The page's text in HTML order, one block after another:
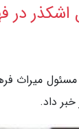
اشکذر
میراث
داد.